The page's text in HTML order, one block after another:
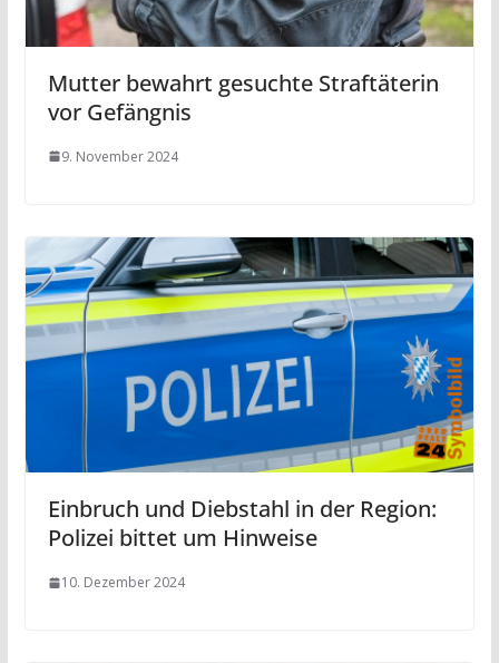
Mutter bewahrt gesuchte Straftäterin
vor Gefängnis
9. November 2024
Einbruch und Diebstahl in der Region:
Polizei bittet um Hinweise
10. Dezember 2024